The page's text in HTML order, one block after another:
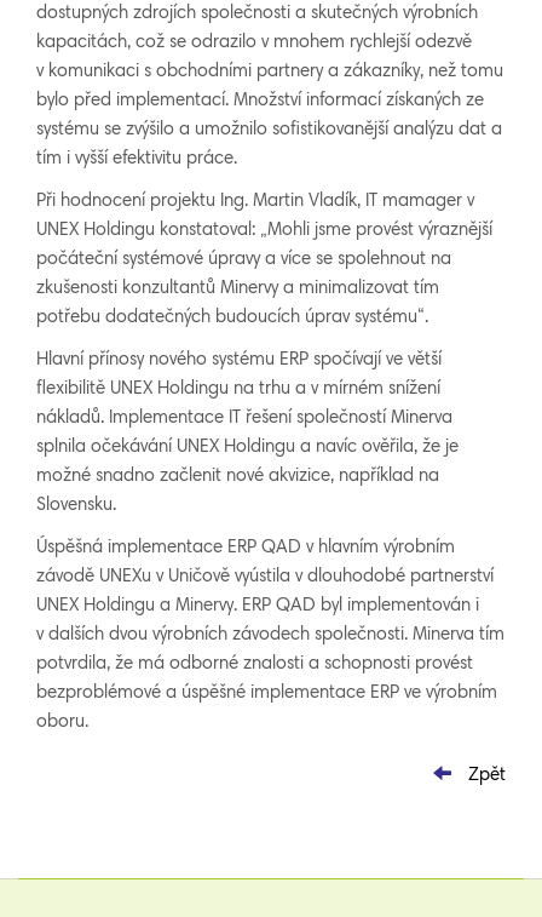
dostupných zdrojích společnosti a skutečných výrobních
kapacitách, což se odrazilo v mnohem rychlejší odezvě
v komunikaci s obchodními partnery a zákazníky, než tomu
bylo před implementací. Množství informací získaných ze
systému se zvýšilo a umožnilo sofistikovanější analýzu dat a
tím i vyšší efektivitu práce.
Při hodnocení projektu Ing. Martin Vladík, IT mamager v
UNEX Holdingu konstatoval: „Mohli jsme provést výraznější
počáteční systémové úpravy a více se spolehnout na
zkušenosti konzultantů Minervy a minimalizovat tím
potřebu dodatečných budoucích úprav systému“.
Hlavní přínosy nového systému ERP spočívají ve větší
flexibilitě UNEX Holdingu na trhu a v mírném snížení
nákladů. Implementace IT řešení společností Minerva
splnila očekávání UNEX Holdingu a navíc ověřila, že je
možné snadno začlenit nové akvizice, například na
Slovensku.
Úspěšná implementace ERP QAD v hlavním výrobním
závodě UNEXu v Uničově vyústila v dlouhodobé partnerství
UNEX Holdingu a Minervy. ERP QAD byl implementován i
v dalších dvou výrobních závodech společnosti. Minerva tím
potvrdila, že má odborné znalosti a schopnosti provést
bezproblémové a úspěšné implementace ERP ve výrobním
oboru.
Zpět